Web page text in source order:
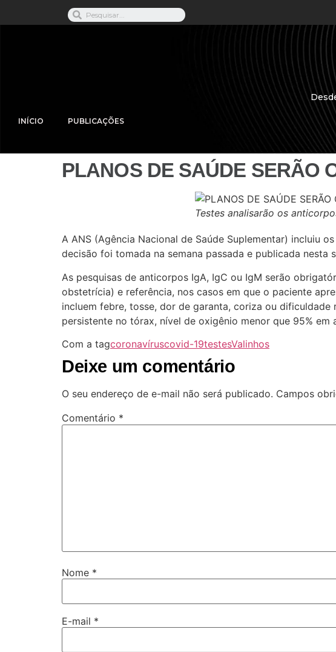
INÍCIO PUBLICAÇÕES
PLANOS DE SAÚDE SERÃO
Testes analisarão os
A ANS (Agência Nacional de Saúde Suplementar) incluiu
decisão foi tomada na semana passada e publicada
As pesquisas de anticorpos IgA, IgC ou IgM serão
obstetrícia) e referência, nos casos em que o paciente
incluem febre, tosse, dor de garanta, coriza ou
persistente no tórax, nível de oxigênio menor que 95%
Com a tagcoronavíruscovid-19testesValinhos
Deixe um comentário
O seu endereço de e-mail não será publicado. Campos
Comentário *
Nome *
E-mail *